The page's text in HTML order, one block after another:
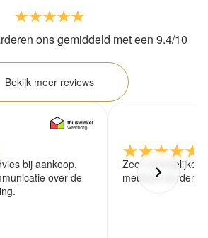
ons gemiddeld met een 9.4/10
Bekijk meer reviews
bij aankoop,
over de
Zeer vriendelijke
meubels worden